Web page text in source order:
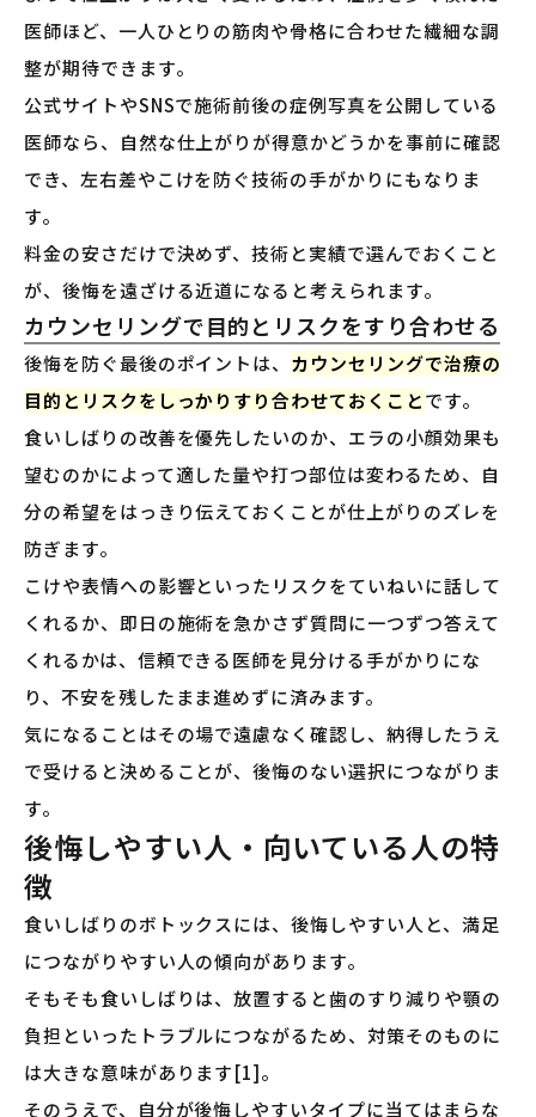
医師ほど、一人ひとりの筋肉や骨格に合わせた繊細な調
整が期待できます。
公式サイトやSNSで施術前後の症例写真を公開している
医師なら、自然な仕上がりが得意かどうかを事前に確認
でき、左右差やこけを防ぐ技術の手がかりにもなりま
す。
料金の安さだけで決めず、技術と実績で選んでおくこと
が、後悔を遠ざける近道になると考えられます。
カウンセリングで目的とリスクをすり合わせる
後悔を防ぐ最後のポイントは、 カウンセリングで治療の
目的とリスクをしっかりすり合わせておくことです。
食いしばりの改善を優先したいのか、エラの小顔効果も
望むのかによって適した量や打つ部位は変わるため、自
分の希望をはっきり伝えておくことが仕上がりのズレを
防ぎます。
こけや表情への影響といったリスクをていねいに話して
くれるか、即日の施術を急かさず質問に一つずつ答えて
くれるかは、信頼できる医師を見分ける手がかりにな
り、不安を残したまま進めずに済みます。
気になることはその場で遠慮なく確認し、納得したうえ
で受けると決めることが、後悔のない選択につながりま
す。
後悔しやすい人・向いている人の特
徴
食いしばりのボトックスには、後悔しやすい人と、満足
につながりやすい人の傾向があります。
そもそも食いしばりは、放置すると歯のすり減りや顎の
負担といったトラブルにつながるため、対策そのものに
は大きな意味があります[1]。
そのうえで、自分が後悔しやすいタイプに当てはまらな